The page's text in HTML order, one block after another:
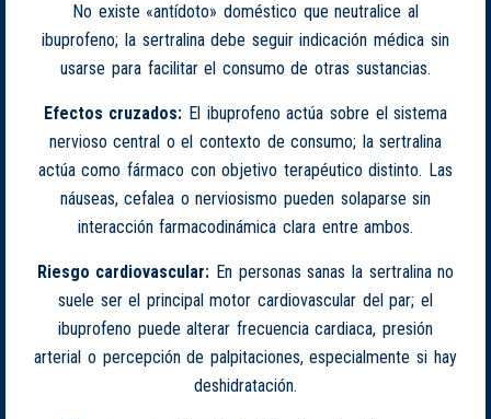
No existe «antídoto» doméstico que neutralice al
ibuprofeno; la sertralina debe seguir indicación médica sin
usarse para facilitar el consumo de otras sustancias.
Efectos cruzados: El ibuprofeno actúa sobre el sistema
nervioso central o el contexto de consumo; la sertralina
actúa como fármaco con objetivo terapéutico distinto. Las
náuseas, cefalea o nerviosismo pueden solaparse sin
interacción farmacodinámica clara entre ambos.
Riesgo cardiovascular: En personas sanas la sertralina no
suele ser el principal motor cardiovascular del par; el
ibuprofeno puede alterar frecuencia cardiaca, presión
arterial o percepción de palpitaciones, especialmente si hay
deshidratación.